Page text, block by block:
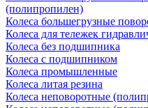
(полипропилен)
Колеса большегрузные
Колеса для тележек
Колеса без подшипника
Колеса с подшипником
Колеса промышленные
Колеса литая резина
Колеса неповоротные